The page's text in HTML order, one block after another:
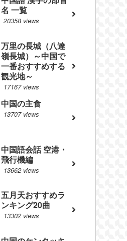
名 一覧
20358 views
万里の長城（八達
嶺長城）～中国で
一番おすすめする
観光地～
17167 views
中国の主食
13707 views
中国語会話 空港・
飛行機編
13662 views
五月天おすすめラ
ンキング20曲
13302 views